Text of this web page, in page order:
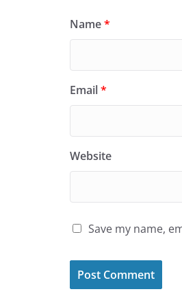
Name*
Email*
Website
Save my name,